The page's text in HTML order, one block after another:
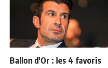
Ballon d'Or : les 4 favoris